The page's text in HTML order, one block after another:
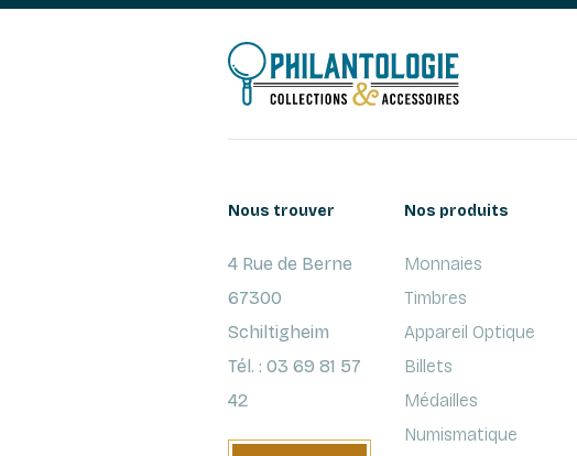
Nous trouver
4 Rue de Berne
67300
Schiltigheim
Tél. : 03 69 81 57
42
Nos produits
Monnaies
Timbres
Appareil Optique
Billets
Médailles
Numismatique